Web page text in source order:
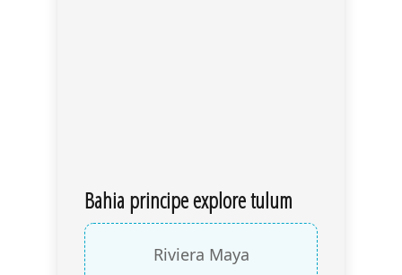
Bahia principe explore tulum
Riviera Maya